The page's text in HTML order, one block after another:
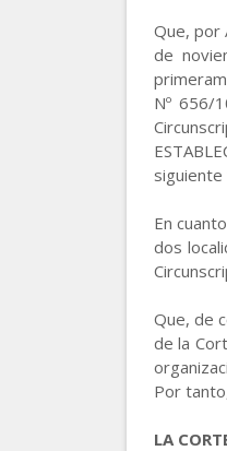
Que, por
de
Nº 656/
siguiente
En
dos
Que, de
de la
Por
LA